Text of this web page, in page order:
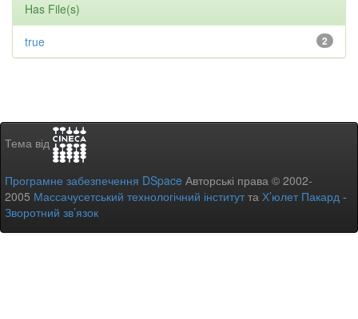
Has File(s)
2
true
Тема від
Програмне забезпечення DSpace Авторські права © 2002-
2005 Массачусетський технологічний інститутта Х’юлет Пакард -
Зворотний зв’язок